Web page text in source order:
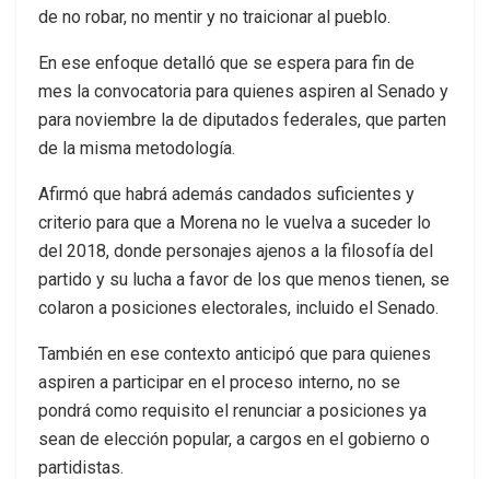
de no robar, no mentir y no traicionar al pueblo.
En ese enfoque detalló que se espera para fin de
mes la convocatoria para quienes aspiren al Senado y
para noviembre la de diputados federales, que parten
de la misma metodología.
Afirmó que habrá además candados suficientes y
criterio para que a Morena no le vuelva a suceder lo
del 2018, donde personajes ajenos a la filosofía del
partido y su lucha a favor de los que menos tienen, se
colaron a posiciones electorales, incluido el Senado.
También en ese contexto anticipó que para quienes
aspiren a participar en el proceso interno, no se
pondrá como requisito el renunciar a posiciones ya
sean de elección popular, a cargos en el gobierno o
partidistas.